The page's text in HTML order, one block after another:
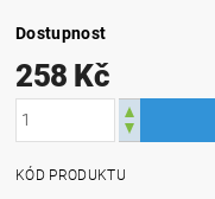
Dostupnost
258 Kč
KÓD PRODUKTU